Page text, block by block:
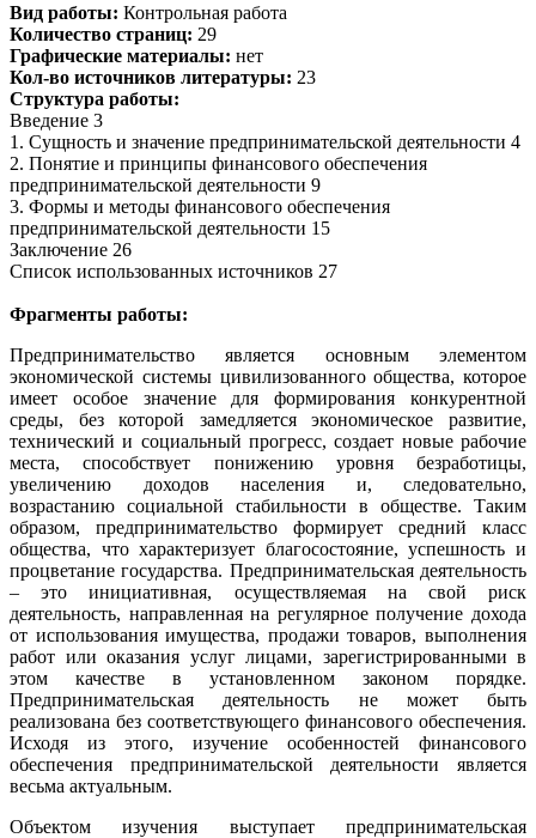
Вид работы: Контрольная работа
Количество страниц: 29
Графические материалы: нет
Кол-во источников литературы: 23
Структура работы:
Введение 3
1. Сущность и значение предпринимательской деятельности 4
2. Понятие и принципы финансового обеспечения
предпринимательской деятельности 9
3. Формы и методы финансового обеспечения
предпринимательской деятельности 15
Заключение 26
Список использованных источников 27
Фрагменты работы:
Предпринимательство является основным элементом
экономической системы цивилизованного общества, которое
имеет особое значение для формирования конкурентной
среды, без которой замедляется экономическое развитие,
технический и социальный прогресс, создает новые рабочие
места, способствует понижению уровня безработицы,
увеличению доходов населения и, следовательно,
возрастанию социальной стабильности в обществе. Таким
образом, предпринимательство формирует средний класс
общества, что характеризует благосостояние, успешность и
процветание государства. Предпринимательская деятельность
– это инициативная, осуществляемая на свой риск
деятельность, направленная на регулярное получение дохода
от использования имущества, продажи товаров, выполнения
работ или оказания услуг лицами, зарегистрированными в
этом качестве в установленном законом порядке.
Предпринимательская деятельность не может быть
реализована без соответствующего финансового обеспечения.
Исходя из этого, изучение особенностей финансового
обеспечения предпринимательской деятельности является
весьма актуальным.
Объектом изучения выступает предпринимательская